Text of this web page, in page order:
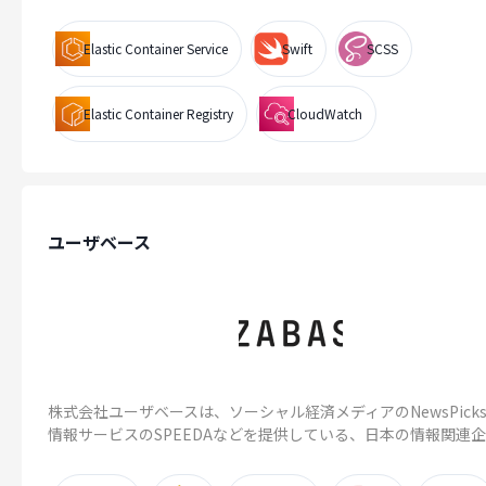
Elastic Container Service Swift SCSS
Elastic Container Registry CloudWatch
ユーザベース
株式会社ユーザベースは、ソーシャル経済メディアの
情報サービスのSPEEDAなどを提供している、日本の情報関連